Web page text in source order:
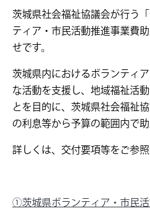
茨城県社会福祉協議会が行う
ティア・市民活動推進事業費
せです。
茨城県内におけるボランティ
な活動を支援し、地域福祉活
とを目的に、茨城県社会福祉
の利息等から予算の範囲内で助
詳しくは、交付要項等をご参照
①茨城県ボランティア・市民